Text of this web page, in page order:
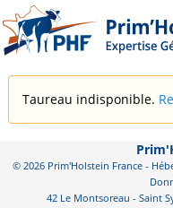
Taureau indisponible.
© 2026 Prim'Holstein France -
42 Le Montsoreau - Saint